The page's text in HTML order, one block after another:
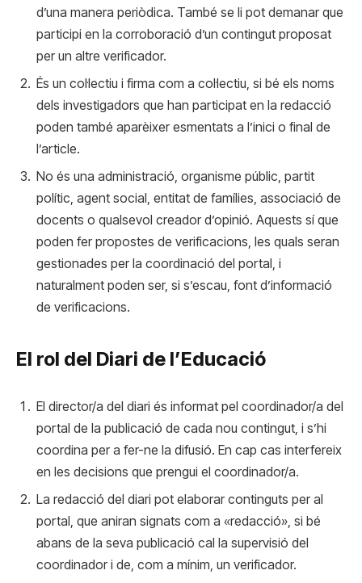
d’una manera periòdica. També se li pot demanar que
participi en la corroboració d’un contingut proposat
per un altre verificador.
És un col·lectiu i firma com a col·lectiu, si bé els noms
dels investigadors que han participat en la redacció
poden també aparèixer esmentats a l’inici o final de
l’article.
No és una administració, organisme públic, partit
polític, agent social, entitat de famílies, associació de
docents o qualsevol creador d’opinió. Aquests sí que
poden fer propostes de verificacions, les quals seran
gestionades per la coordinació del portal, i
naturalment poden ser, si s’escau, font d’informació
de verificacions.
El rol del Diari de l’Educació
El director/a del diari és informat pel coordinador/a del
portal de la publicació de cada nou contingut, i s’hi
coordina per a fer-ne la difusió. En cap cas interfereix
en les decisions que prengui el coordinador/a.
La redacció del diari pot elaborar continguts per al
portal, que aniran signats com a «redacció», si bé
abans de la seva publicació cal la supervisió del
coordinador i de, com a mínim, un verificador.